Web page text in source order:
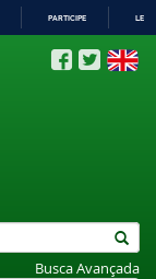
PARTICIPE
Busca Avançada